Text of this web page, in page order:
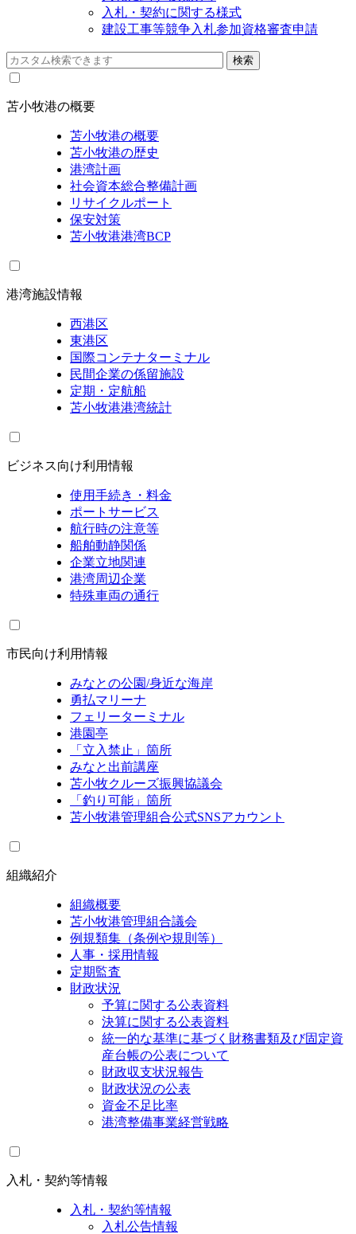
入札・契約に関する様式
建設工事等競争入札参加資格審査申請
苫小牧港の概要
苫小牧港の概要
苫小牧港の歴史
港湾計画
社会資本総合整備計画
リサイクルポート
保安対策
苫小牧港港湾BCP
港湾施設情報
西港区
東港区
国際コンテナターミナル
民間企業の係留施設
定期・定航船
苫小牧港港湾統計
ビジネス向け利用情報
使用手続き・料金
ポートサービス
航行時の注意等
船舶動静関係
企業立地関連
港湾周辺企業
特殊車両の通行
市民向け利用情報
みなとの公園/身近な海岸
勇払マリーナ
フェリーターミナル
港園亭
「立入禁止」箇所
みなと出前講座
苫小牧クルーズ振興協議会
「釣り可能」箇所
苫小牧港管理組合公式SNSアカウント
組織紹介
組織概要
苫小牧港管理組合議会
例規類集（条例や規則等）
人事・採用情報
定期監査
財政状況
予算に関する公表資料
決算に関する公表資料
統一的な基準に基づく財務書類及び固定資
産台帳の公表について
財政収支状況報告
財政状況の公表
資金不足比率
港湾整備事業経営戦略
入札・契約等情報
入札・契約等情報
入札公告情報